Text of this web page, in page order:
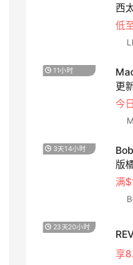
西
低
11小时
更
今
3天14小时
版
满
23天20小时
享